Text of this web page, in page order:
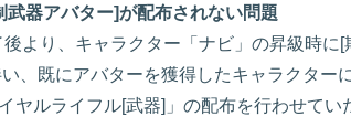
器アバター]が配布されない問題
より、キャラクター「ナビ」の昇級時に
、既にアバターを獲得したキャラクター
ヤルライフル[武器]」の配布を行わせてい